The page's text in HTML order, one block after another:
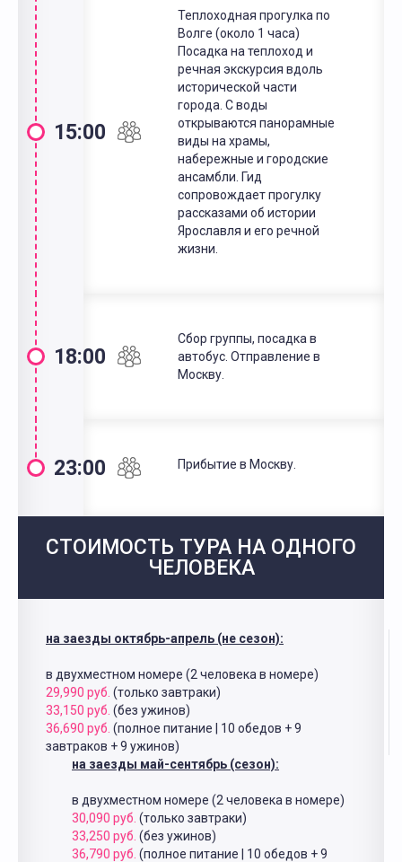
15:00
Теплоходная прогулка по
Волге (около 1 часа)
Посадка на теплоход и
речная экскурсия вдоль
исторической части
города. С воды
открываются панорамные
виды на храмы,
набережные и городские
ансамбли. Гид
сопровождает прогулку
рассказами об истории
Ярославля и его речной
жизни.
18:00
Сбор группы, посадка в
автобус. Отправление в
Москву.
23:00 Прибытие в Москву.
СТОИМОСТЬ ТУРА НА ОДНОГО
ЧЕЛОВЕКА
на заезды октябрь-апрель (не сезон):
в двухместном номере (2 человека в номере)
29,990 руб. (только завтраки)
33,150 руб. (без ужинов)
36,690 руб. (полное питание | 10 обедов + 9
завтраков + 9 ужинов)
на заезды май-сентябрь (сезон):
в двухместном номере (2 человека в номере)
30,090 руб. (только завтраки)
33,250 руб. (без ужинов)
36,790 руб. (полное питание | 10 обедов + 9